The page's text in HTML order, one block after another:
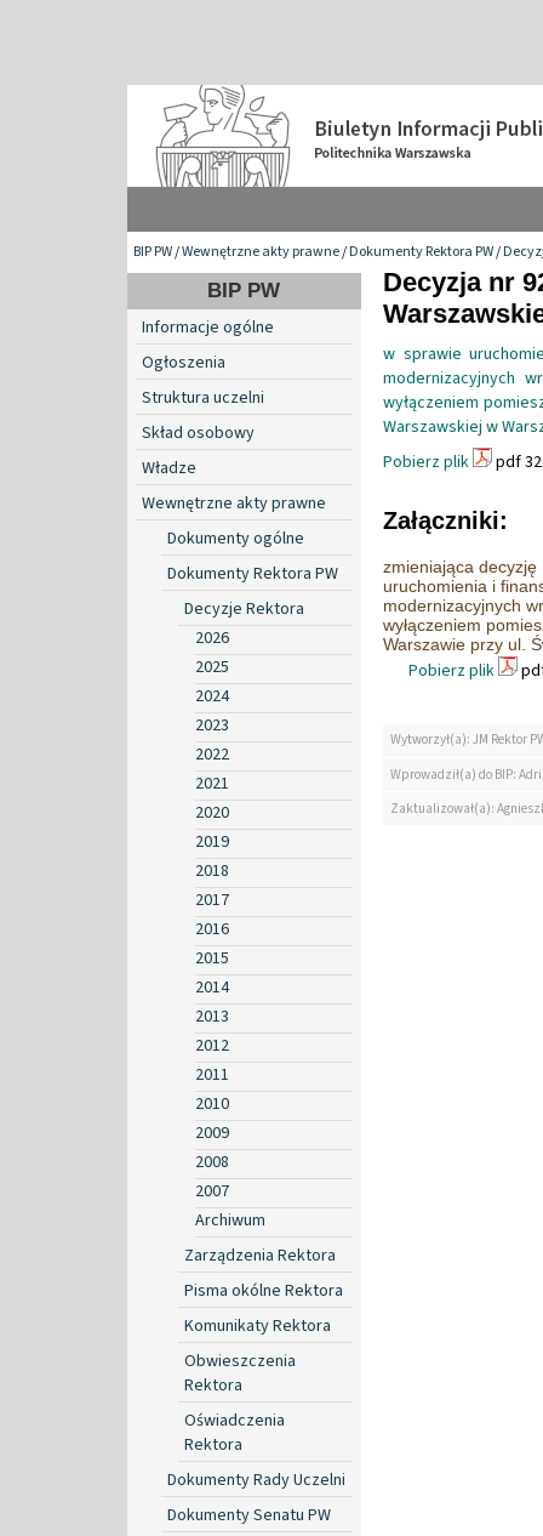
BIP PW/Wewnętrzne akty prawne/Dokumenty Rektora PW/
BIP PW
Informacje ogólne
Ogłoszenia
Struktura uczelni
Skład osobowy
Władze
Wewnętrzne akty prawne
Dokumenty ogólne
Dokumenty Rektora PW
Decyzje Rektora
2026
2025
2024
2023
2022
2021
2020
2019
2018
2017
2016
2015
2014
2013
2012
2011
2010
2009
2008
2007
Archiwum
Zarządzenia Rektora
Pisma okólne Rektora
Komunikaty Rektora
Obwieszczenia
Rektora
Oświadczenia
Rektora
Dokumenty Rady Uczelni
Dokumenty Senatu PW
Decyzja nr
w sprawie
modernizacyjnych
wyłączeniem
Warszawskiej w
Pobierz plik
pdf
Załączniki:
zmieniająca
uruchomienia i
modernizacyjnych
wyłączeniem
Warszawie przy ul.
Pobierz plik
Wytworzył(a): JM Rektor
Wprowadził(a) do BIP:
Zaktualizował(a):